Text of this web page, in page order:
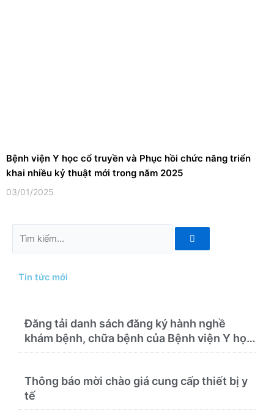
Bệnh viện Y học cổ truyền và Phục hồi chức năng triển
khai nhiều kỷ thuật mới trong năm 2025
03/01/2025
kiếm
Tin tức mới
Đăng tải danh sách đăng ký hành nghề
khám bệnh, chữa bệnh của Bệnh viện Y học
cổ truyền và Phục hồi chức năng Quy Nhơn
Thông báo mời chào giá cung cấp thiết bị y
tế